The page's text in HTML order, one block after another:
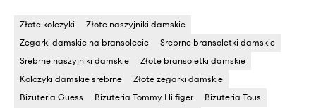
Złote kolczyki
Złote naszyjniki damskie
Zegarki damskie na bransolecie
Srebrne bransoletki damskie
Srebrne naszyjniki damskie
Złote bransoletki damskie
Kolczyki damskie srebrne
Złote zegarki damskie
Biżuteria Guess
Biżuteria Tommy Hilfiger
Biżuteria Tous